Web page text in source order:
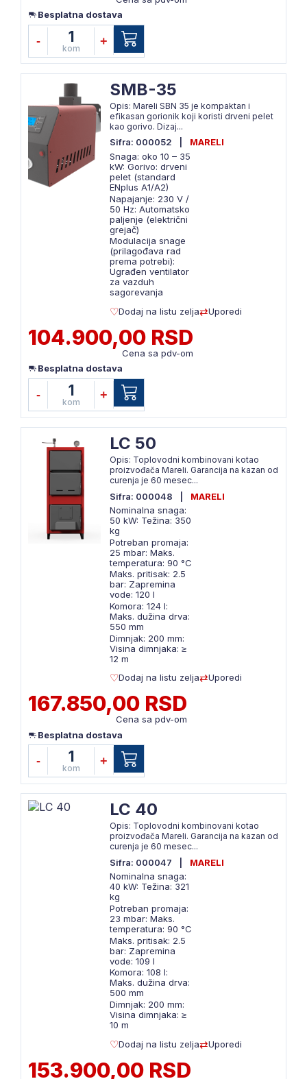
Besplatna dostava
- 1
kom
+
SMB-35
Opis: Mareli SBN 35 je kompaktan i
efikasan gorionik koji koristi drveni pelet
kao gorivo. Dizaj...
Sifra: 000052
MARELI
Snaga: oko 10 – 35
kW: Gorivo: drveni
pelet (standard
ENplus A1/A2)
Napajanje: 230 V /
50 Hz: Automatsko
paljenje (električni
grejač)
Modulacija snage
(prilagođava rad
prema potrebi):
Ugrađen ventilator
za vazduh
sagorevanja
Dodaj na listu zelja
Uporedi
104.900,00 RSD
Cena sa pdv-om
Besplatna dostava
- 1
kom
+
LC 50
Opis: Toplovodni kombinovani kotao
proizvođača Mareli. Garancija na kazan od
curenja je 60 mesec...
Sifra: 000048
MARELI
Nominalna snaga:
50 kW: Težina: 350
kg
Potreban promaja:
25 mbar: Maks.
temperatura: 90 °C
Maks. pritisak: 2.5
bar: Zapremina
vode: 120 l
Komora: 124 l:
Maks. dužina drva:
550 mm
Dimnjak: 200 mm:
Visina dimnjaka: ≥
12 m
Dodaj na listu zelja
Uporedi
167.850,00 RSD
Cena sa pdv-om
Besplatna dostava
- 1
kom
+
LC 40
Opis: Toplovodni kombinovani kotao
proizvođača Mareli. Garancija na kazan od
curenja je 60 mesec...
Sifra: 000047
MARELI
Nominalna snaga:
40 kW: Težina: 321
kg
Potreban promaja:
23 mbar: Maks.
temperatura: 90 °C
Maks. pritisak: 2.5
bar: Zapremina
vode: 109 l
Komora: 108 l:
Maks. dužina drva:
500 mm
Dimnjak: 200 mm:
Visina dimnjaka: ≥
10 m
Dodaj na listu zelja
Uporedi
153.900,00 RSD